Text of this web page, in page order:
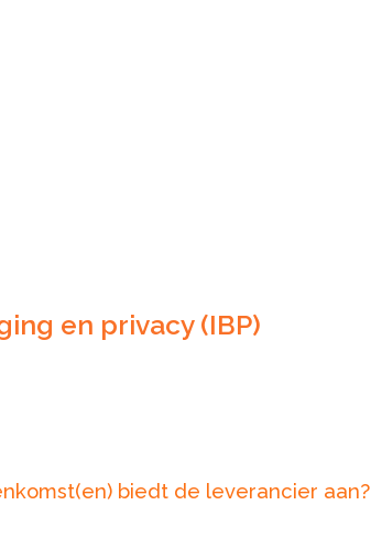
en privacy (IBP)
biedt de leverancier aan?